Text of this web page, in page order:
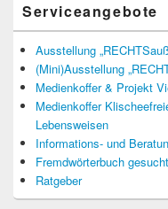
Serviceangebote
Ausstellung
(Mini)Ausstellung
Medienkoffer & Projekt
Medienkoffer
Lebensweisen
Informations- und
Fremdwörterbuch
Ratgeber